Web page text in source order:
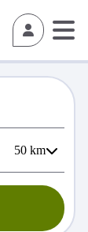
50 km